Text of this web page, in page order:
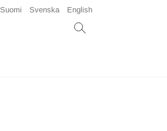
Suomi Svenska English